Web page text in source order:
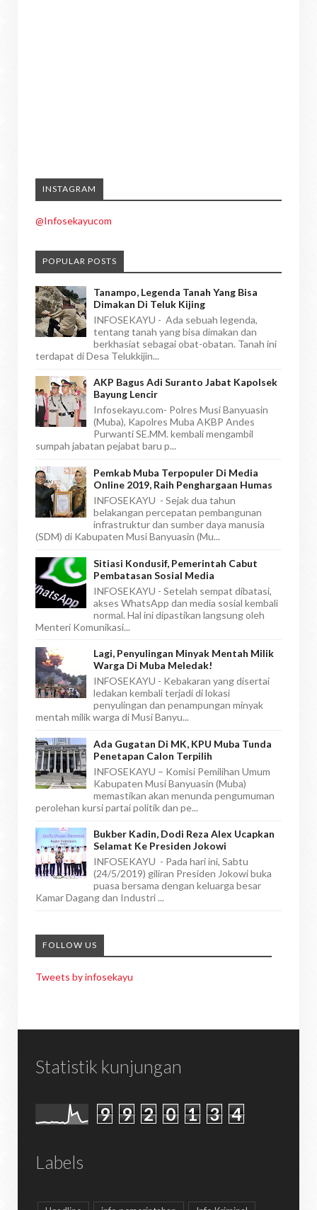
INSTAGRAM
@Infosekayucom
POPULAR POSTS
Tanampo, Legenda Tanah Yang Bisa
Dimakan Di Teluk Kijing
INFOSEKAYU - Ada sebuah legenda,
tentang tanah yang bisa dimakan dan
berkhasiat sebagai obat-obatan. Tanah ini
terdapat di Desa Telukkijin...
AKP Bagus Adi Suranto Jabat Kapolsek
Bayung Lencir
Infosekayu.com- Polres Musi Banyuasin
(Muba), Kapolres Muba AKBP Andes
Purwanti SE.MM. kembali mengambil
sumpah jabatan pejabat baru p...
Pemkab Muba Terpopuler Di Media
Online 2019, Raih Penghargaan Humas
INFOSEKAYU - Sejak dua tahun
belakangan percepatan pembangunan
infrastruktur dan sumber daya manusia
(SDM) di Kabupaten Musi Banyuasin (Mu...
Sitiasi Kondusif, Pemerintah Cabut
Pembatasan Sosial Media
INFOSEKAYU - Setelah sempat dibatasi,
akses WhatsApp dan media sosial kembali
normal. Hal ini dipastikan langsung oleh
Menteri Komunikasi...
Lagi, Penyulingan Minyak Mentah Milik
Warga Di Muba Meledak!
INFOSEKAYU - Kebakaran yang disertai
ledakan kembali terjadi di lokasi
penyulingan dan penampungan minyak
mentah milik warga di Musi Banyu...
Ada Gugatan Di MK, KPU Muba Tunda
Penetapan Calon Terpilih
INFOSEKAYU – Komisi Pemilihan Umum
Kabupaten Musi Banyuasin (Muba)
memastikan akan menunda pengumuman
perolehan kursi partai politik dan pe...
Bukber Kadin, Dodi Reza Alex Ucapkan
Selamat Ke Presiden Jokowi
INFOSEKAYU - Pada hari ini, Sabtu
(24‎/5/2019) giliran Presiden Jokowi buka
puasa bersama dengan keluarga besar
Kamar Dagang dan Industri ...
FOLLOW US
Tweets by infosekayu
Statistik kunjungan
9 9 2 0 1 3 4
Labels